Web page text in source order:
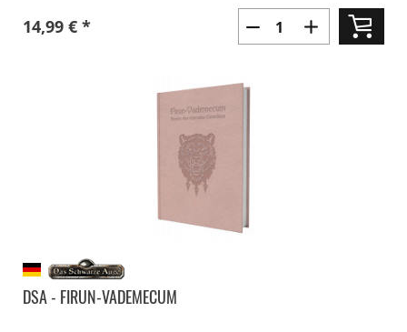
14,99 € *
DSA - FIRUN-VADEMECUM